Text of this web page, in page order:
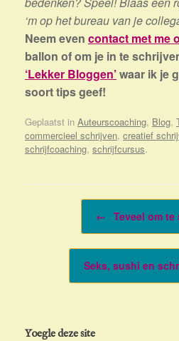
‘m op het bureau van je
Neem even contact met me
ballon of om je in te
‘Lekker Bloggen’waar ik je
soort tips geef!
Geplaatst in Auteurscoaching, Blog,
commercieel schrijven, creatief
schrijfcoaching, schrijfcursus.
← Teveel om
Seks, sushi en
Yoegle deze site